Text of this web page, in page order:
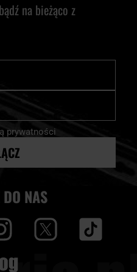
na bieżąco z
prywatności
NAS